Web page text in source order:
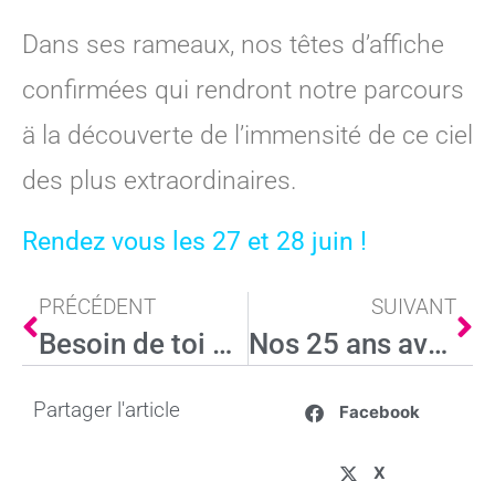
Dans ses rameaux, nos têtes d’affiche
confirmées qui rendront notre parcours
ä la découverte de l’immensité de ce ciel
des plus extraordinaires.
Rendez vous les 27 et 28 juin !
PRÉCÉDENT
Besoin de toi pour nos 25 ans!
SUIVANT
Nos 25 ans avec Naguib
Partager l'article Facebook
X